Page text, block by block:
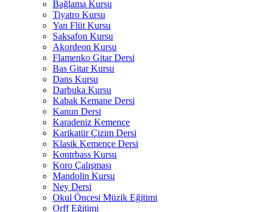
Bağlama Kursu
Tiyatro Kursu
Yan Flüt Kursu
Saksafon Kursu
Akordeon Kursu
Flamenko Gitar Dersi
Bas Gitar Kursu
Dans Kursu
Darbuka Kursu
Kabak Kemane Dersi
Kanun Dersi
Karadeniz Kemençe
Karikatür Çizim Dersi
Klasik Kemençe Dersi
Kontrbass Kursu
Koro Çalışması
Mandolin Kursu
Ney Dersi
Okul Öncesi Müzik Eğitimi
Orff Eğitimi